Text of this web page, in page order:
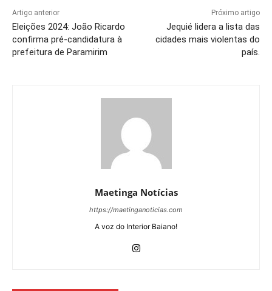
Artigo anterior
Eleições 2024: João Ricardo
confirma pré-candidatura à
prefeitura de Paramirim
Próximo artigo
Jequié lidera a lista das
cidades mais violentas do
país.
Maetinga Notícias
https://maetinganoticias.com
A voz do Interior Baiano!